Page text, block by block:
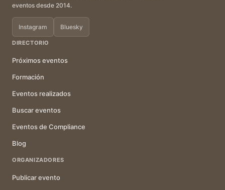
eventos desde 2014.
Instagram Bluesky
DIRECTORIO
Próximos eventos
Formación
Eventos realizados
Buscar eventos
Eventos de Compliance
Blog
ORGANIZADORES
Publicar evento